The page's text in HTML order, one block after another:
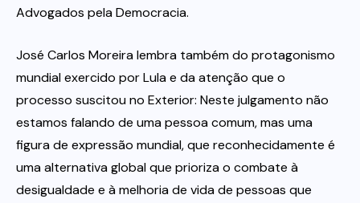
Advogados pela Democracia.
José Carlos Moreira lembra também do protagonismo
mundial exercido por Lula e da atenção que o
processo suscitou no Exterior: Neste julgamento não
estamos falando de uma pessoa comum, mas uma
figura de expressão mundial, que reconhecidamente é
uma alternativa global que prioriza o combate à
desigualdade e à melhoria de vida de pessoas que